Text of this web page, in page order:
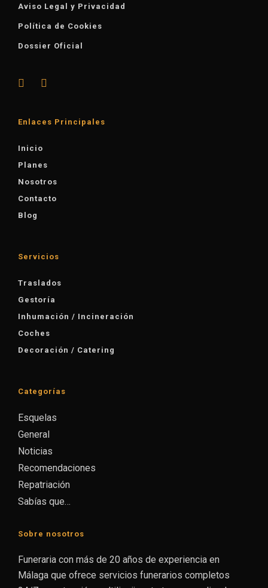
Aviso Legal y Privacidad
Política de Cookies
Dossier Oficial
Enlaces Principales
Inicio
Planes
Nosotros
Contacto
Blog
Servicios
Traslados
Gestoría
Inhumación / Incineración
Coches
Decoración / Catering
Categorías
Esquelas
General
Noticias
Recomendaciones
Repatriación
Sabías que…
Sobre nosotros
Funeraria con más de 20 años de experiencia en
Málaga que ofrece servicios funerarios completos